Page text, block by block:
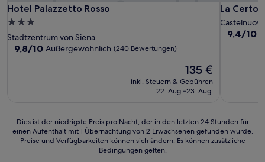
Hotel Palazzetto Rosso
Hotel Palazzetto Rosso
3.0-
Sterne-
Unterkunft
Stadtzentrum von Siena
9.8
9,8/10 Außergewöhnlich (240 Bewertungen)
Der
Preis
beträgt
135 €
inkl. Steuern & Gebühren
22. Aug.–23. Aug.
La
La
9.4
9,4/10
Dies
ist
Dies ist der niedrigste Preis pro Nacht, der in den letzten 24 Stunden für
einen Aufenthalt mit 1 Übernachtung von 2 Erwachsenen gefunden wurde.
Preise und Verfügbarkeiten können sich ändern. Es können zusätzliche
Bedingungen gelten.